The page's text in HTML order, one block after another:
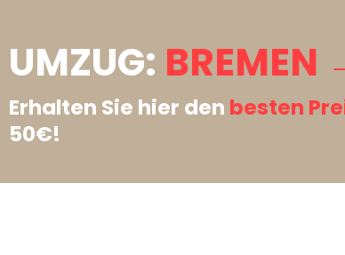
UMZUG: BREMEN
Erhalten Sie hier den besten
50€!